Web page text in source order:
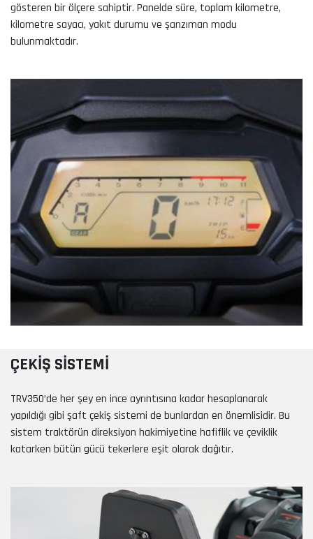
gösteren bir ölçere sahiptir. Panelde süre, toplam kilometre,
kilometre sayacı, yakıt durumu ve şanzıman modu
bulunmaktadır.
ÇEKİŞ SİSTEMİ
TRV350’de her şey en ince ayrıntısına kadar hesaplanarak
yapıldığı gibi şaft çekiş sistemi de bunlardan en önemlisidir. Bu
sistem traktörün direksiyon hakimiyetine hafiflik ve çeviklik
katarken bütün gücü tekerlere eşit olarak dağıtır.